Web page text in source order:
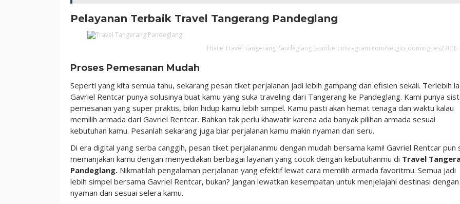
Pelayanan Terbaik Travel Tangerang Pandeglang
Hiace Travel Tangerang Pandeglang (sumber: instagram.com/sergio_domingues2300)
Proses Pemesanan Mudah
Seperti yang kita semua tahu, sekarang pesan tiket perjalanan jadi lebih gampang dan efisien sekali. Terlebih
Gavriel Rentcar punya solusinya buat kamu yang suka traveling dari Tangerang ke Pandeglang. Kami punya
pemesanan yang super praktis, bikin hidup kamu lebih simpel. Kamu pasti akan hemat tenaga dan waktu kalau
memilih armada dari Gavriel Rentcar. Bahkan tak perlu khawatir karena ada banyak pilihan armada sesuai
kebutuhan kamu. Pesanlah sekarang juga biar perjalanan kamu makin nyaman dan seru.
Di era digital yang serba canggih, pesan tiket perjalananmu dengan mudah bersama kami! Gavriel Rentcar pun
memanjakan kamu dengan menyediakan berbagai layanan yang cocok dengan kebutuhanmu di Travel
Pandeglang. Nikmatilah pengalaman perjalanan yang efektif lewat cara memilih armada favoritmu. Semua jadi
lebih simpel bersama Gavriel Rentcar, bukan? Jangan lewatkan kesempatan untuk menjelajahi destinasi dengan
nyaman dan sesuai selera kamu.